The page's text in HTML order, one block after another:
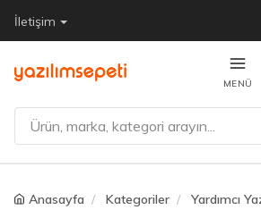
İletişim
MENÜ
Anasayfa Kategoriler Yardımcı